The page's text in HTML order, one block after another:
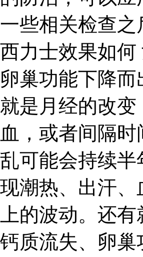
一些相关检查
西力士效果如
卵巢功能下降
就是月经的改
血，或者间隔
乱可能会持续
现潮热、出汗
上的波动。还
钙质流失、卵